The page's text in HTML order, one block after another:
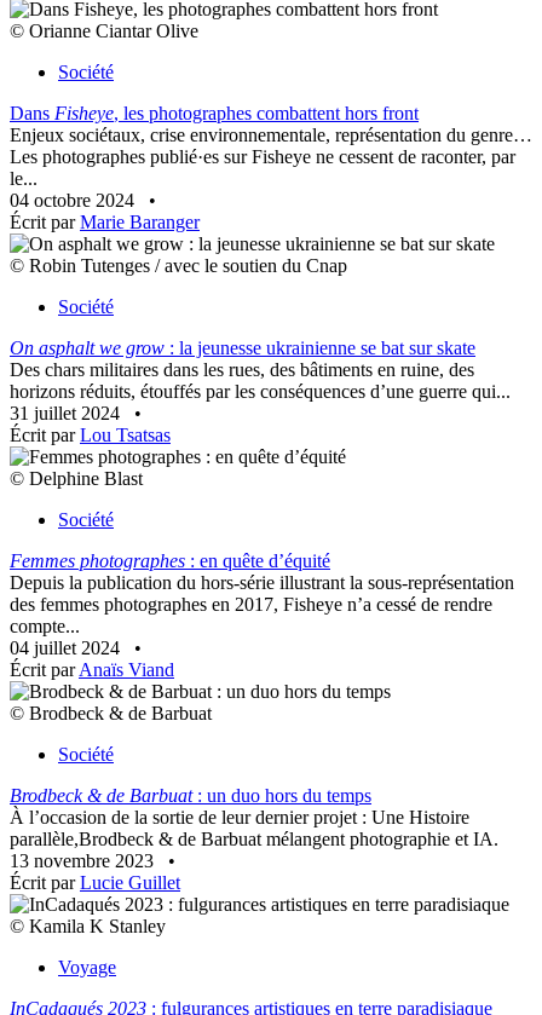
© Orianne Ciantar Olive
Société
Dans Fisheye, les photographes combattent hors front
Enjeux sociétaux, crise environnementale, représentation du genre…
Les photographes publié·es sur Fisheye ne cessent de raconter, par
le...
04 octobre 2024
•
Écrit parMarie Baranger
© Robin Tutenges / avec le soutien du Cnap
Société
On asphalt we grow : la jeunesse ukrainienne se bat sur skate
Des chars militaires dans les rues, des bâtiments en ruine, des
horizons réduits, étouffés par les conséquences d’une guerre qui...
31 juillet 2024
•
Écrit parLou Tsatsas
© Delphine Blast
Société
Femmes photographes : en quête d’équité
Depuis la publication du hors-série illustrant la sous-représentation
des femmes photographes en 2017, Fisheye n’a cessé de rendre
compte...
04 juillet 2024
•
Écrit parAnaïs Viand
© Brodbeck & de Barbuat
Société
Brodbeck & de Barbuat: un duo hors du temps
À l’occasion de la sortie de leur dernier projet : Une Histoire
parallèle,Brodbeck & de Barbuat mélangent photographie et IA.
13 novembre 2023
•
Écrit parLucie Guillet
© Kamila K Stanley
Voyage
InCadaqués 2023 : fulgurances artistiques en terre paradisiaque